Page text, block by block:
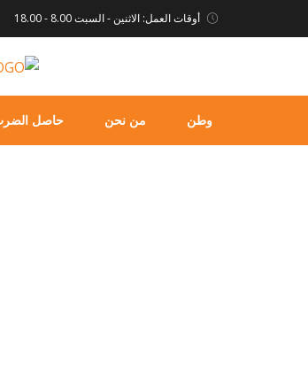
أوقات العمل: الاثنين - السبت 8.00 - 18.00
وطن من نحن حاصل